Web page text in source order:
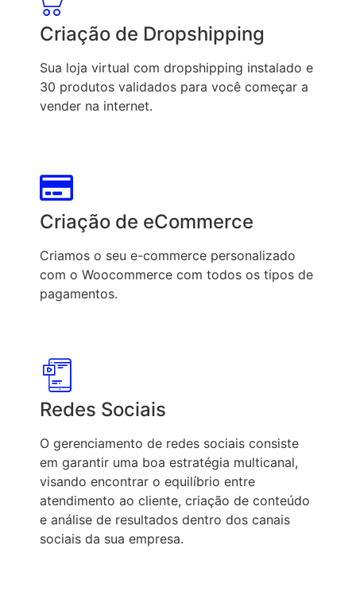
Criação de Dropshipping
Sua loja virtual com dropshipping instalado e
30 produtos validados para você começar a
vender na internet.
Criação de eCommerce
Criamos o seu e-commerce personalizado
com o Woocommerce com todos os tipos de
pagamentos.
Redes Sociais
O gerenciamento de redes sociais consiste
em garantir uma boa estratégia multicanal,
visando encontrar o equilíbrio entre
atendimento ao cliente, criação de conteúdo
e análise de resultados dentro dos canais
sociais da sua empresa.